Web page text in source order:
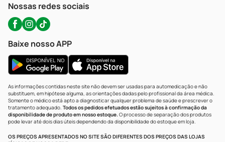
Nossas redes sociais
Baixe nosso APP
As informações contidas neste site não devem ser usadas para automedicação e não
substituem, em hipótese alguma, as orientações dadas pelo profissional da área médica.
Somente o médico está apto a diagnosticar qualquer problema de saúde e prescrever o
tratamento adequado. Todos os pedidos efetuados estão sujeitos à confirmação da
disponibilidade de produto em nosso estoque.O processo de separação dos produtos
pode levar até dois dias úteis dependendo da disponibilidade do estoque em loja.
OS PREÇOS APRESENTADOS NO SITE SÃO DIFERENTES DOS PREÇOS DAS LOJAS